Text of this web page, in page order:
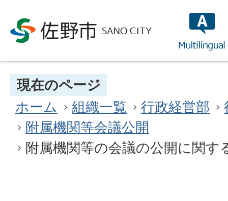
現在のページ
ホーム
組織一覧 行政経営部
附属機関等会議公開
附属機関等の会議の公開に関す